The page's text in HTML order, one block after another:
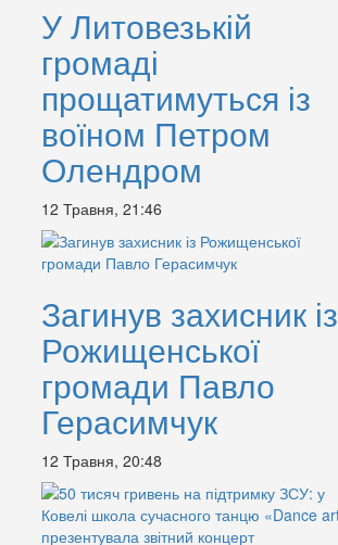
У Литовезькій
громаді
прощатимуться із
воїном Петром
Олендром
12 Травня, 21:46
Загинув захисник із
Рожищенської
громади Павло
Герасимчук
12 Травня, 20:48